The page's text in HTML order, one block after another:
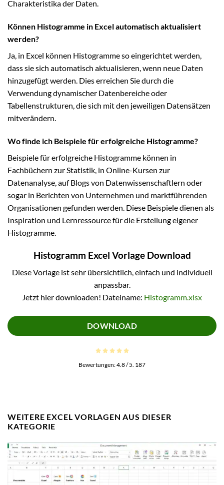
Charakteristika der Daten.
Können Histogramme in Excel automatisch aktualisiert
werden?
Ja, in Excel können Histogramme so eingerichtet werden,
dass sie sich automatisch aktualisieren, wenn neue Daten
hinzugefügt werden. Dies erreichen Sie durch die
Verwendung dynamischer Datenbereiche oder
Tabellenstrukturen, die sich mit den jeweiligen Datensätzen
mitverändern.
Wo finde ich Beispiele für erfolgreiche Histogramme?
Beispiele für erfolgreiche Histogramme können in
Fachbüchern zur Statistik, in Online-Kursen zur
Datenanalyse, auf Blogs von Datenwissenschaftlern oder
sogar in Berichten von Unternehmen und marktführenden
Organisationen gefunden werden. Diese Beispiele dienen als
Inspiration und Lernressource für die Erstellung eigener
Histogramme.
Histogramm Excel Vorlage Download
Diese Vorlage ist sehr übersichtlich, einfach und individuell
anpassbar.
Jetzt hier downloaden! Dateiname: Histogramm.xlsx
DOWNLOAD
Bewertungen:4.8/ 5. 187
WEITERE EXCEL VORLAGEN AUS DIESER
KATEGORIE